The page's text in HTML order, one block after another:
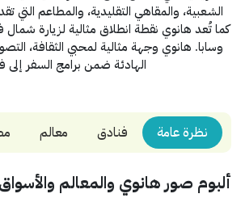
الشعبية، والمقاهي التقليدية، والمطاعم التي
كما تُعد هانوي نقطة انطلاق مثالية لزيارة شمال
وسابا. هانوي وجهة مثالية لمحبي الثقافة،
الهادئة ضمن برامج السفر إلى
نظرة عامة فنادق معالم
ألبوم صور هانوي والمعالم